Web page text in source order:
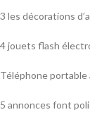
3 les décorations
4 jouets flash
Téléphone portable
5 annonces font